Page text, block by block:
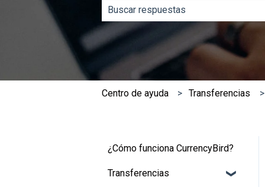
No hay sugerencias porque el
​Centro de ayuda Transferencias
¿Cómo funciona CurrencyBird?
Transferencias